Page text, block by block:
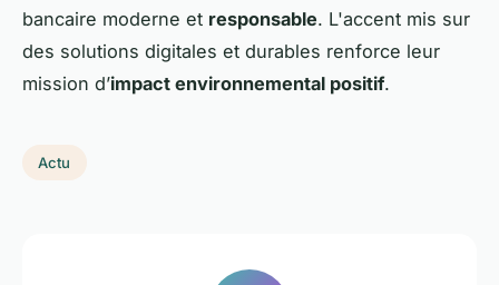
bancaire moderne et responsable. L'accent mis sur
des solutions digitales et durables renforce leur
mission d’impact environnemental positif.
Actu